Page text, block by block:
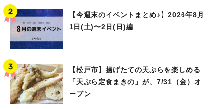
【今週末のイベントまとめ♪】2026年8月
1日(土)〜2日(日)編
【松戸市】揚げたての天ぷらを楽しめる
「天ぷら定食まきの」が、7/31（金）オ
ープン